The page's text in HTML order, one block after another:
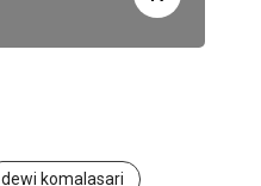
dewi komalasari